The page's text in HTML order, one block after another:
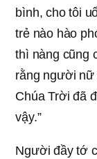
bình, cho tôi
trẻ nào hào
thì nàng cũng
rằng người
Chúa Trời đã
vậy.”
Người đầy tớ